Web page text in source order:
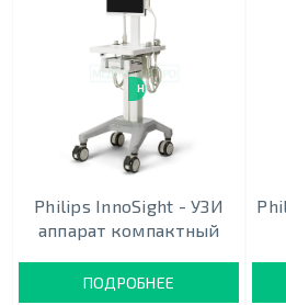
НОВИНКА
Philips InnoSight - УЗИ
аппарат компактный
ПОДРОБНЕЕ